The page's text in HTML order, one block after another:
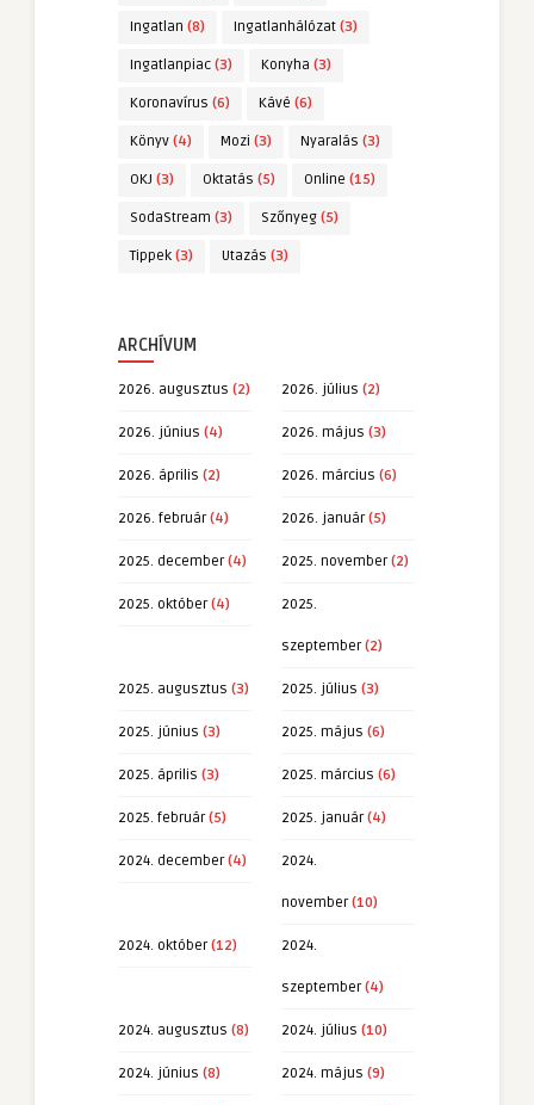
Ingatlan (8) Ingatlanhálózat (3)
Ingatlanpiac (3) Konyha (3)
Koronavírus (6) Kávé (6)
Könyv (4) Mozi (3) Nyaralás (3)
OKJ (3) Oktatás (5) Online (15)
SodaStream (3) Szőnyeg (5)
Tippek (3) Utazás (3)
ARCHÍVUM
2026. augusztus (2) 2026. július (2)
2026. június (4) 2026. május (3)
2026. április (2) 2026. március (6)
2026. február(4) 2026. január(5)
2025. december(4) 2025. november(2)
2025. október(4) 2025.
szeptember(2)
2025. augusztus (3) 2025. július (3)
2025. június (3) 2025. május (6)
2025. április (3) 2025. március (6)
2025. február(5) 2025. január(4)
2024. december(4) 2024.
november(10)
2024. október(12) 2024.
szeptember(4)
2024. augusztus (8) 2024. július (10)
2024. június (8) 2024. május (9)